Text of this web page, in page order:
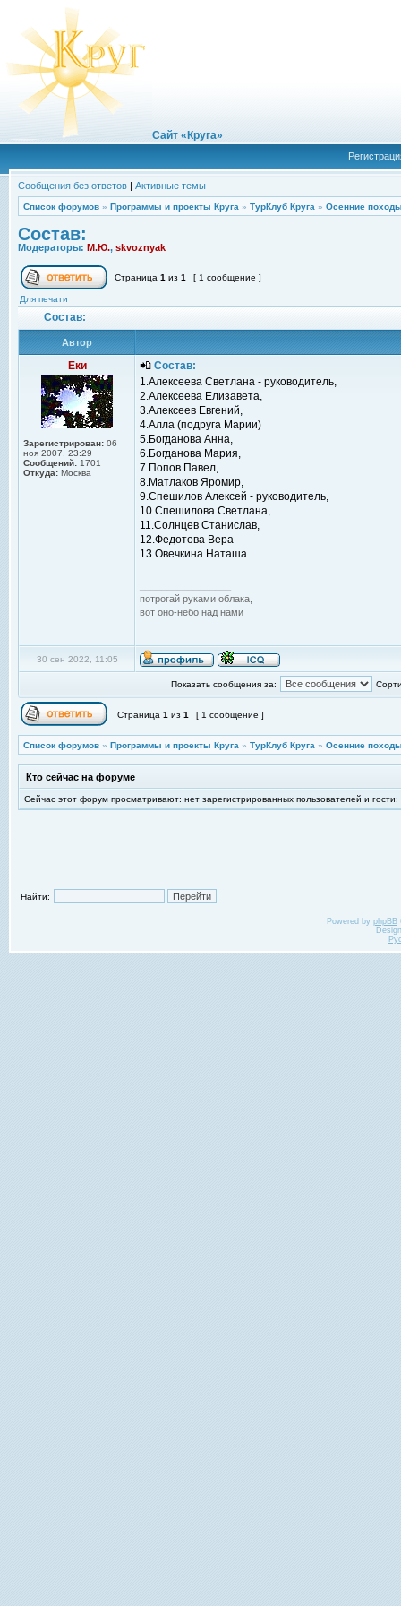
Сайт «Круга»
Сообщения без ответов | Активные темы
Список форумов » Программы и проекты Круга » ТурКлуб Круга » Осенние
Состав:
Модераторы: М.Ю., skvoznyak
Страница 1 из 1 [ 1 сообщение ]
Для печати
Состав:
Автор
Еки
Зарегистрирован: 06
ноя 2007, 23:29
Сообщений: 1701
Откуда: Москва
Состав:
1.Алексеева Светлана - руководитель,
2.Алексеева Елизавета,
3.Алексеев Евгений,
4.Алла (подруга Марии)
5.Богданова Анна,
6.Богданова Мария,
7.Попов Павел,
8.Матлаков Яромир,
9.Спешилов Алексей - руководитель,
10.Спешилова Светлана,
11.Солнцев Станислав,
12.Федотова Вера
13.Овечкина Наташа
потрогай руками облака,
вот оно-небо над нами
30 сен 2022, 11:05
Показать сообщения за:
Страница 1 из 1 [ 1 сообщение ]
Список форумов » Программы и проекты Круга » ТурКлуб Круга » Осенние
Кто сейчас на форуме
Сейчас этот форум просматривают: нет зарегистрированных пользователей и гости:
Найти:
Powered by phpBB